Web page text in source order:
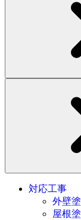
対応工事
外壁
屋根